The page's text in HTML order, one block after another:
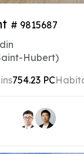
# 9815687
Hubert)
754.23 PC